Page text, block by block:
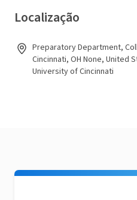
Localização
Preparatory Department,
Cincinnati, OH None, United
University of Cincinnati